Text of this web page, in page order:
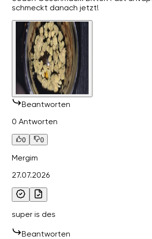
schmeckt danach jetzt!
Beantworten
0 Antworten
0 0
Mergim
27.07.2026
super is des
Beantworten